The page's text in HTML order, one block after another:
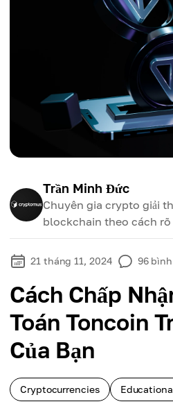
Trần Minh Đức
Chuyên gia crypto giải
blockchain theo cách rõ
21 tháng 11, 2024 96
Cách Chấp
Toán Toncoin
Của Bạn
Cryptocurrencies